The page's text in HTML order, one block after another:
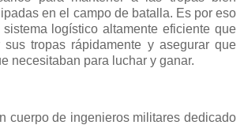
en el campo de batalla. Es por eso
logístico altamente eficiente que
sus tropas rápidamente y asegurar que
necesitaban para luchar y ganar.
cuerpo de ingenieros militares dedicado